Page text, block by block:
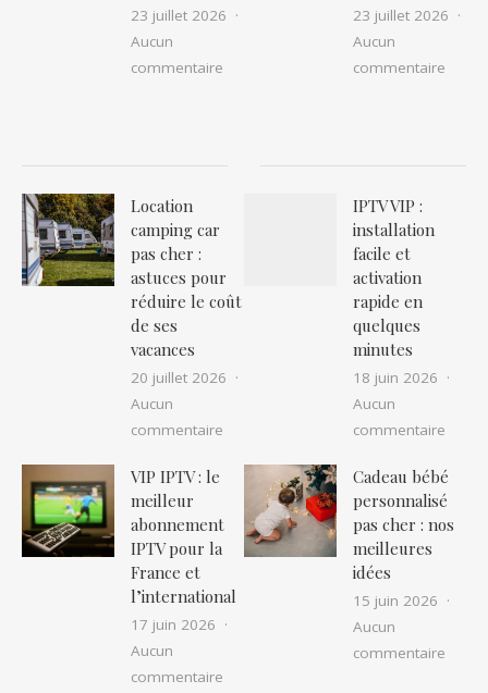
23 juillet 2026
Aucun
commentaire sur Nid de guêpes ou frelons à
23 juillet 2026
Aucun
commentaire
Location
camping car
pas cher :
astuces pour
réduire le coût
de ses
vacances
20 juillet 2026
Aucun
commentaire sur Location camping car pas cher :
IPTV VIP :
installation
facile et
activation
rapide en
quelques
minutes
18 juin 2026
Aucun
commentaire
VIP IPTV : le
meilleur
abonnement
IPTV pour la
France et
l’international
17 juin 2026
Aucun
commentaire
Cadeau bébé
personnalisé
pas cher : nos
meilleures
idées
15 juin 2026
Aucun
commentaire